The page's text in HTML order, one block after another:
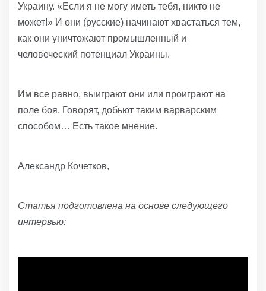
Украину. «Если я не могу иметь тебя, никто не
может!» И они (русские) начинают хвастаться тем,
как они уничтожают промышленный и
человеческий потенциал Украины.
Им все равно, выиграют они или проиграют на
поле боя. Говорят, добьют таким варварским
способом… Есть такое мнение.
Александр Кочетков,
Статья подготовлена ​​на основе следующего
интервью: